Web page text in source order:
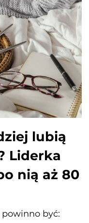
lubią
Liderka
nią aż 80
być: